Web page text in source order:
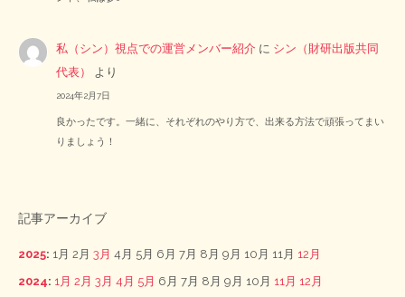
私（シン）視点での運営メンバー紹介 に シン（財研出版共同
代表）
より
2024年2月7日
良かったです。一緒に、それぞれのやり方で、出来る方法で頑張ってまい
りましょう！
記事アーカイブ
2025: 1月 2月 3月 4月 5月 6月 7月 8月 9月 10月 11月 12月
2024: 1月 2月 3月 4月 5月 6月 7月 8月 9月 10月 11月 12月